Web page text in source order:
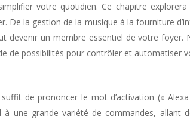
votre quotidien. Ce chapitre
De la gestion de la musique à la fourniture
devenir un membre essentiel de votre
de possibilités pour contrôler et automatiser
de prononcer le mot d’activation («
une grande variété de commandes, allant